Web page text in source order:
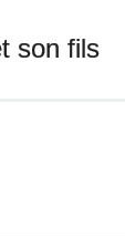
son fils